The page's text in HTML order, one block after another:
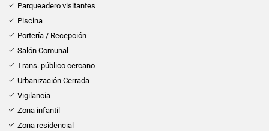
Parqueadero visitantes
Piscina
Portería / Recepción
Salón Comunal
Trans. público cercano
Urbanización Cerrada
Vigilancia
Zona infantil
Zona residencial